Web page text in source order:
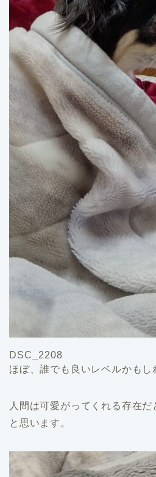
DSC_2208
ほぼ、誰でも良いレベルかもし
人間は可愛がってくれる存在だ
と思います。